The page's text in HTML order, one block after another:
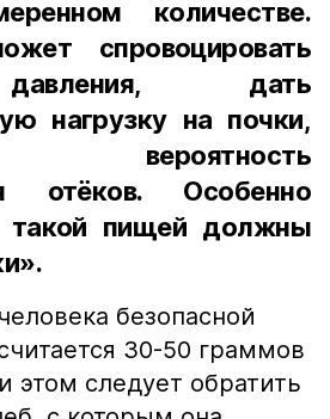
количестве.
спровоцировать
дать
нагрузку на почки,
вероятность
отёков. Особенно
пищей должны
безопасной
30-50 граммов
этом следует обратить